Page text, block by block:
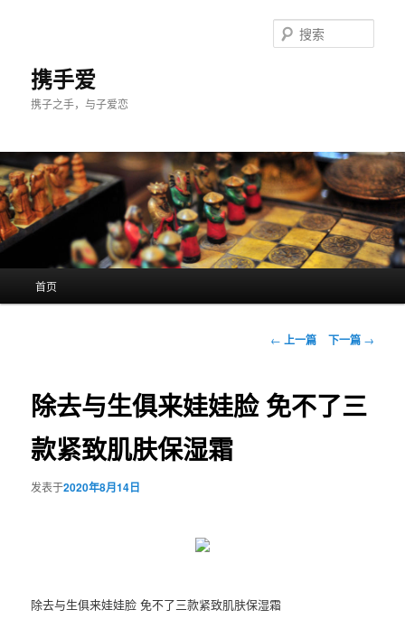
携手爱
携子之手，与子爱恋
索
首页
文
航
← 上一篇 下一篇 →
除去与生俱来娃娃脸 免不了三
款紧致肌肤保湿霜
发表于2020年8月14日
除去与生俱来娃娃脸 免不了三款紧致肌肤保湿霜